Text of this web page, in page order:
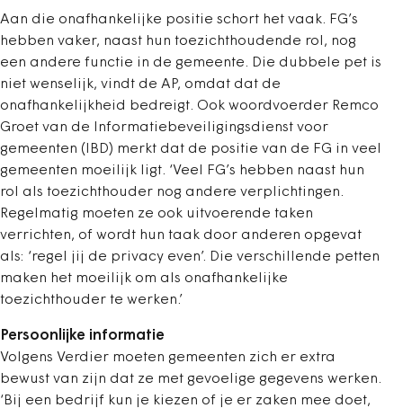
Aan die onafhankelijke positie schort het vaak. FG’s
hebben vaker, naast hun toezichthoudende rol, nog
een andere functie in de gemeente. Die dubbele pet is
niet wenselijk, vindt de AP, omdat dat de
onafhankelijkheid bedreigt. Ook woordvoerder Remco
Groet van de Informatiebeveiligingsdienst voor
gemeenten (IBD) merkt dat de positie van de FG in veel
gemeenten moeilijk ligt. ‘Veel FG’s hebben naast hun
rol als toezichthouder nog andere verplichtingen.
Regelmatig moeten ze ook uitvoerende taken
verrichten, of wordt hun taak door anderen opgevat
als: ‘regel jij de privacy even’. Die verschillende petten
maken het moeilijk om als onafhankelijke
toezichthouder te werken.’
Persoonlijke informatie
Volgens Verdier moeten gemeenten zich er extra
bewust van zijn dat ze met gevoelige gegevens werken.
‘Bij een bedrijf kun je kiezen of je er zaken mee doet,